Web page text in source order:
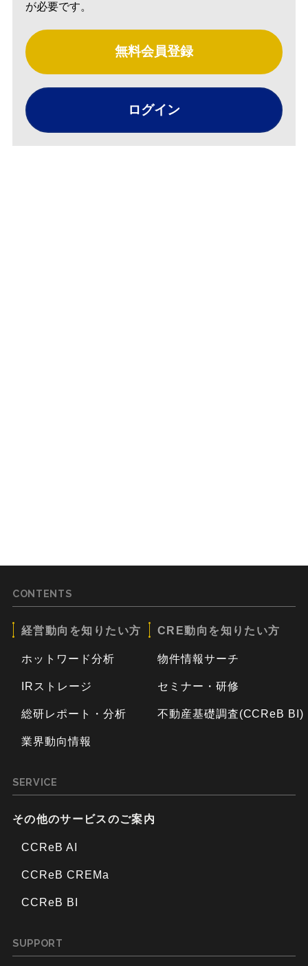
が必要です。
無料会員登録
ログイン
CONTENTS
経営動向を知りたい方
ホットワード分析
IRストレージ
総研レポート・分析
業界動向情報
CRE動向を知りたい方
物件情報サーチ
セミナー・研修
不動産基礎調査(CCReB BI)
SERVICE
その他のサービスのご案内
CCReB AI
CCReB CREMa
CCReB BI
SUPPORT